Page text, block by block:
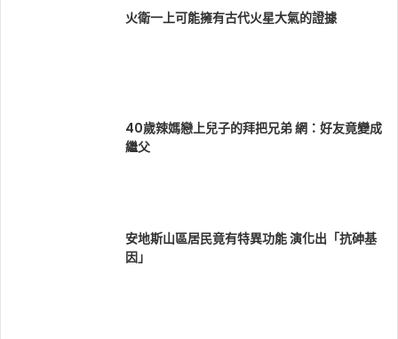
火衛一上可能擁有古代火星大氣的證據
40歲辣媽戀上兒子的拜把兄弟 網：好友竟變成
繼父
安地斯山區居民竟有特異功能 演化出「抗砷基
因」